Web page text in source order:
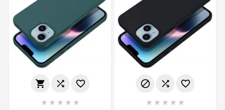
  
    
  
    